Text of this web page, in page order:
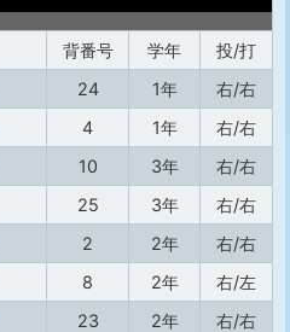
背番号 学年
投/打
24 1年
右/右
4 1年
右/右
10 3年
右/右
25 3年
右/右
2 2年
右/右
8 2年
右/左
23 2年
右/右